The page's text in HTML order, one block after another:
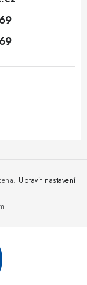
Upravit nastavení